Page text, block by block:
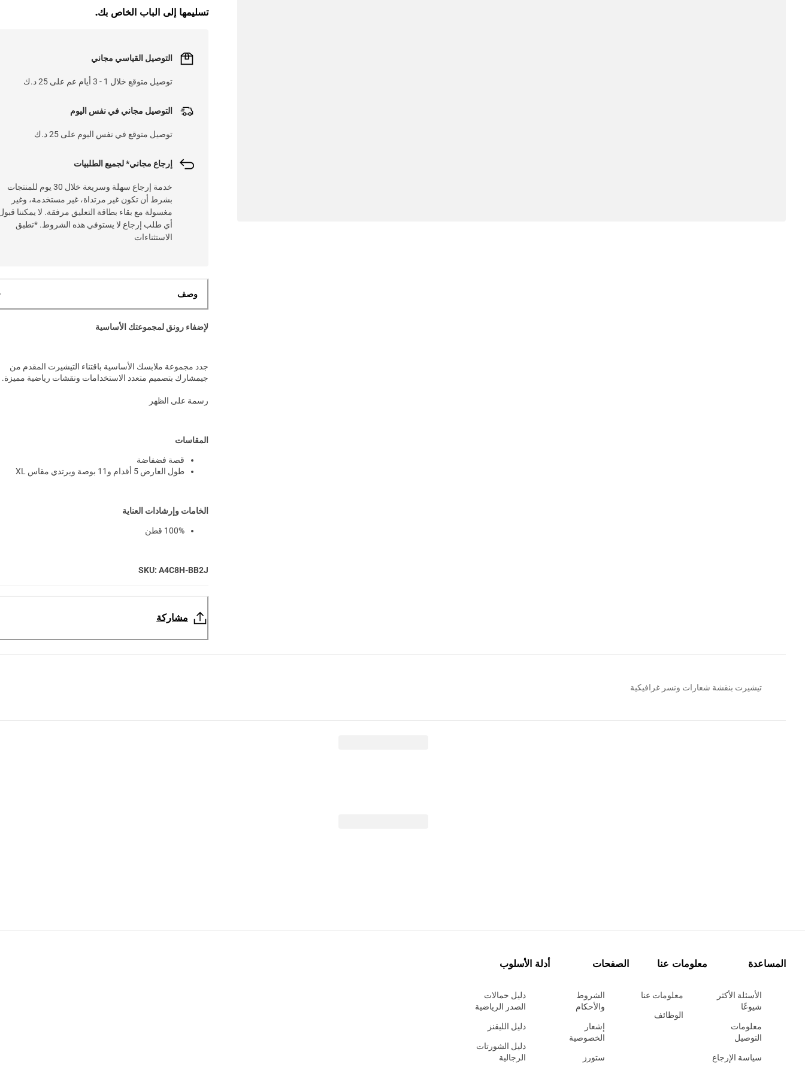
تسليمها إلى الباب الخاص بك.
التوصيل القياسي مجاني
توصيل متوقع خلال 1 - 3 أيام عم على 25 د.ك
التوصيل مجاني في نفس اليوم
توصيل متوقع في نفس اليوم على 25 د.ك
إرجاع مجاني* لجميع الطلبيات
خدمة إرجاع سهلة وسريعة خلال 30 يوم للمنتجات
بشرط أن تكون غير مرتداة، غير مستخدمة، وغير
مغسولة مع بقاء بطاقة التعليق مرفقة. لا يمكننا
أي طلب إرجاع لا يستوفي هذه الشروط. *تطبق
الاستثناءات
وصف
لإضفاء رونق لمجموعتك الأساسية
جدد مجموعة ملابسك الأساسية باقتناء التيشيرت المقدم من
جيمشارك بتصميم متعدد الاستخدامات ونقشات رياضية مميزة.
رسمة على الظهر
المقاسات
قصة فضفاضة
طول العارض 5 أقدام و11 بوصة ويرتدي مقاس XL
الخامات وإرشادات العناية
100% قطن
SKU: A4C8H-BB2J
مشاركة
تيشيرت بنقشة شعارات ونسر غرافيكية
المساعدة
الأسئلة الأكثر
شيوعًا
معلومات
التوصيل
سياسة الإرجاع
معلومات عنا
معلومات عنا
الوظائف
الصفحات
الشروط
والأحكام
إشعار
الخصوصية
ستورز
أدلة الأسلوب
دليل حمالات
الصدر الرياضية
دليل الليقنز
دليل الشورتات
الرجالية